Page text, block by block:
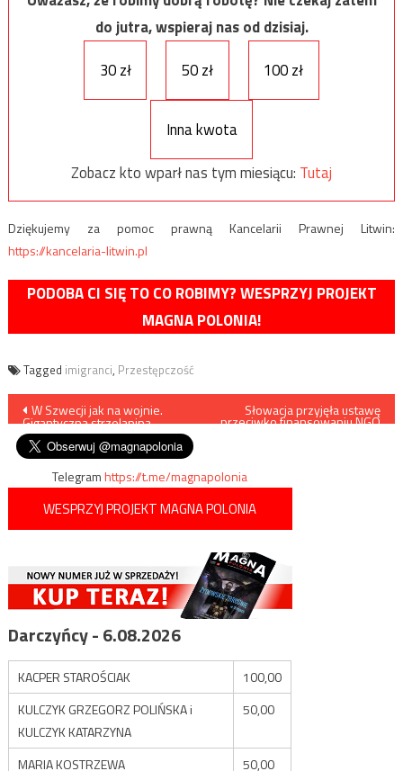
do jutra, wspieraj nas od dzisiaj.
30 zł
50 zł 100 zł
Inna kwota
Zobacz kto wparł nas tym miesiącu: Tutaj
Dziękujemy za pomoc prawną Kancelarii Prawnej Litwin:
https://kancelaria-litwin.pl
PODOBA CI SIĘ TO CO ROBIMY? WESPRZYJ PROJEKT
MAGNA POLONIA!
Tagged imigranci, Przestępczość
Nawigacja
wpisu
W Szwecji jak na wojnie.
Gigantyczna strzelanina
Słowacja przyjęła ustawę
przeciwko finansowaniu NGO
Telegramhttps://t.me/magnapolonia
WESPRZYJ PROJEKT MAGNA POLONIA
Darczyńcy - 6.08.2026
KACPER STAROŚCIAK
100,00
KULCZYK GRZEGORZ POLIŃSKA i
KULCZYK KATARZYNA
50,00
MARIA KOSTRZEWA 50,00